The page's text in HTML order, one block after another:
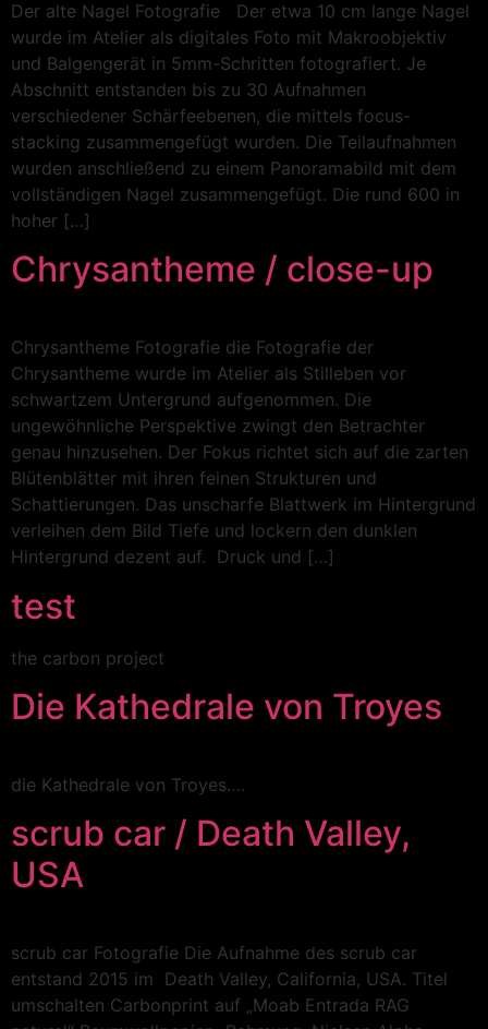
Der alte Nagel Fotografie Der etwa 10 cm lange Nagel
wurde im Atelier als digitales Foto mit Makroobjektiv
und Balgengerät in 5mm-Schritten fotografiert. Je
Abschnitt entstanden bis zu 30 Aufnahmen
verschiedener Schärfeebenen, die mittels focus-
stacking zusammengefügt wurden. Die Teilaufnahmen
wurden anschließend zu einem Panoramabild mit dem
vollständigen Nagel zusammengefügt. Die rund 600 in
hoher […]
Chrysantheme / close-up
Chrysantheme Fotografie die Fotografie der
Chrysantheme wurde im Atelier als Stilleben vor
schwartzem Untergrund aufgenommen. Die
ungewöhnliche Perspektive zwingt den Betrachter
genau hinzusehen. Der Fokus richtet sich auf die zarten
Blütenblätter mit ihren feinen Strukturen und
Schattierungen. Das unscharfe Blattwerk im Hintergrund
verleihen dem Bild Tiefe und lockern den dunklen
Hintergrund dezent auf. Druck und […]
test
the carbon project
Die Kathedrale von Troyes
die Kathedrale von Troyes….
scrub car / Death Valley,
USA
scrub car Fotografie Die Aufnahme des scrub car
entstand 2015 im Death Valley, California, USA. Titel
umschalten Carbonprint auf „Moab Entrada RAG